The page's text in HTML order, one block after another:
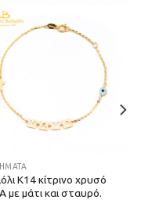
Κ14 κίτρινο χρυσό
μάτι και σταυρό.